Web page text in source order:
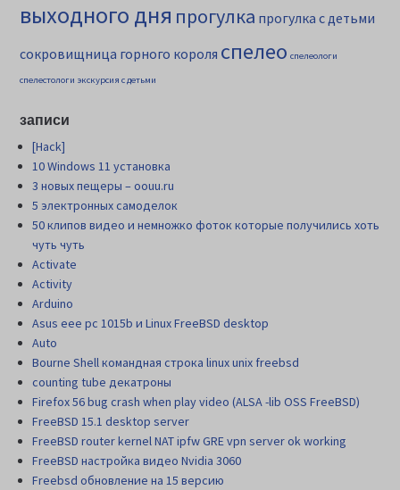
выходного дня прогулка прогулка с детьми
сокровищница горного короля спелео спелеологи
спелестологи экскурсия с детьми
записи
[Hack]
10 Windows 11 установка
3 новых пещеры – oouu.ru
5 электронных самоделок
50 клипов видео и немножко фоток которые получились хоть
чуть чуть
Activate
Activity
Arduino
Asus eee pc 1015b и Linux FreeBSD desktop
Auto
Bourne Shell командная строка linux unix freebsd
counting tube декатроны
Firefox 56 bug crash when play video (ALSA -lib OSS FreeBSD)
FreeBSD 15.1 desktop server
FreeBSD router kernel NAT ipfw GRE vpn server ok working
FreeBSD настройка видео Nvidia 3060
Freebsd обновление на 15 версию